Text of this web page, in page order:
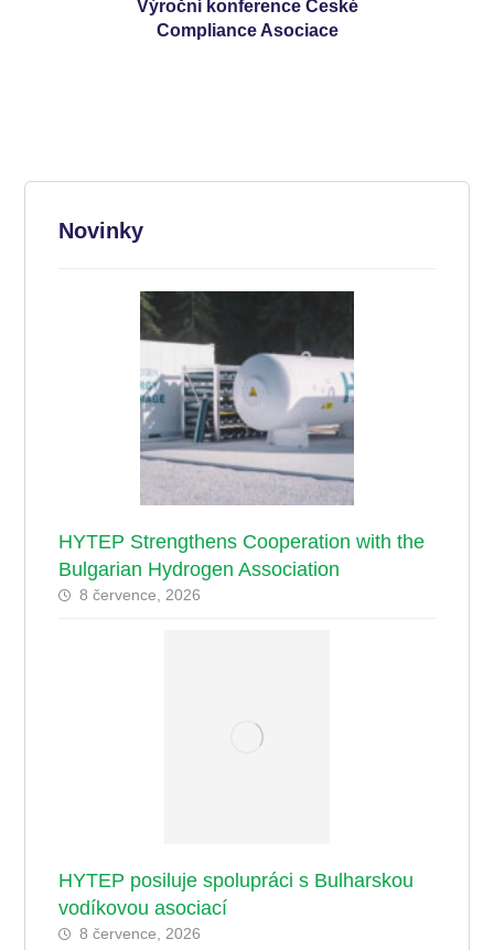
Výroční konference České
Compliance Asociace
Novinky
HYTEP Strengthens Cooperation with the
Bulgarian Hydrogen Association
8 července, 2026
HYTEP posiluje spolupráci s Bulharskou
vodíkovou asociací
8 července, 2026